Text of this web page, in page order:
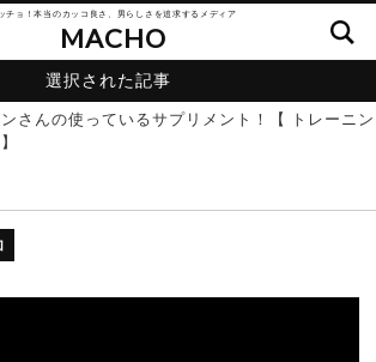
チョ！本当のカッコ良さ、男らしさを追求するメディア
MACHO
選択された記事
さんの使っているサプリメント！【 トレーニン